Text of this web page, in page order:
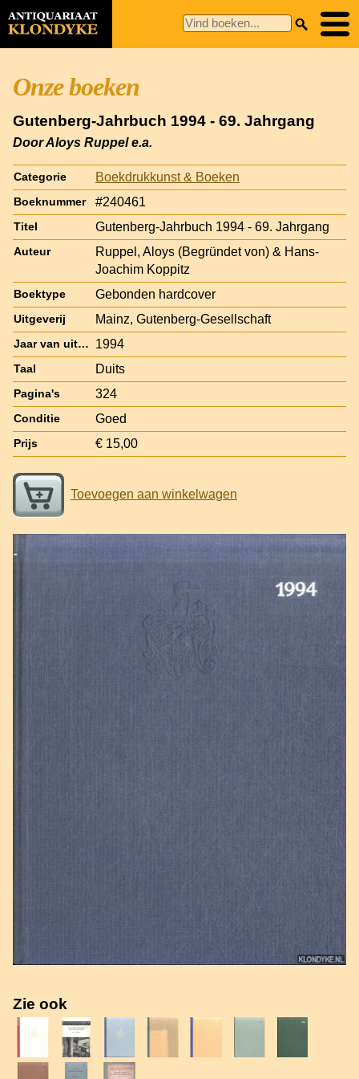
Onze boeken
Gutenberg-Jahrbuch 1994 - 69. Jahrgang
Door Aloys Ruppel e.a.
Categorie Boekdrukkunst & Boeken
Boeknummer #240461
Titel Gutenberg-Jahrbuch 1994 - 69. Jahrgang
Auteur
Ruppel, Aloys (Begründet von) & Hans-
Joachim Koppitz
Boektype Gebonden hardcover
Uitgeverij Mainz, Gutenberg-Gesellschaft
Jaar van uitgave 1994
Taal Duits
Pagina's 324
Conditie Goed
Prijs € 15,00
Toevoegen aan winkelwagen
Zie ook